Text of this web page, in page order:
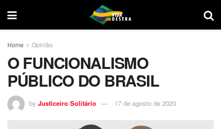
Home Opinião
O FUNCIONALISMO
PÚBLICO DO BRASIL
by Justiceiro Solitário 17 de agosto de 2020